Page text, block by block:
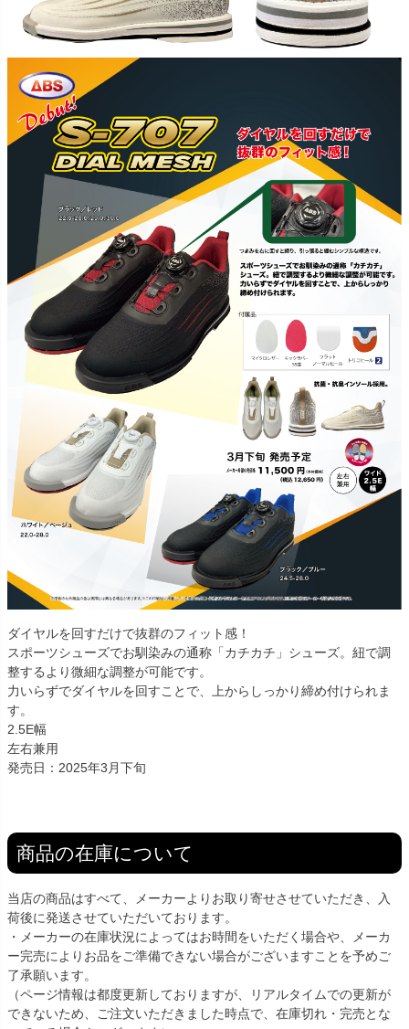
ダイヤルを回すだけで抜群のフィット感！
スポーツシューズでお馴染みの通称「カチカチ」シューズ。紐で調
整するより微細な調整が可能です。
力いらずでダイヤルを回すことで、上からしっかり締め付けられま
す。
2.5E幅
左右兼用
発売日：2025年3月下旬
商品の在庫について
当店の商品はすべて、メーカーよりお取り寄せさせていただき、入
荷後に発送させていただいております。
・メーカーの在庫状況によってはお時間をいただく場合や、メーカ
ー完売によりお品をご準備できない場合がございますことを予めご
了承願います。
（ページ情報は都度更新しておりますが、リアルタイムでの更新が
できないため、ご注文いただきました時点で、在庫切れ・完売とな